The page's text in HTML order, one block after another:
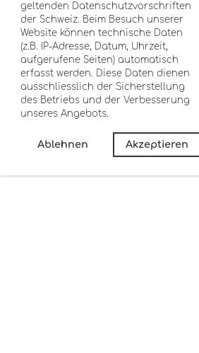
geltenden Datenschutzvorschriften
der Schweiz. Beim Besuch unserer
Website können technische Daten
(z.B. IP-Adresse, Datum, Uhrzeit,
aufgerufene Seiten) automatisch
erfasst werden. Diese Daten dienen
ausschliesslich der Sicherstellung
des Betriebs und der Verbesserung
unseres Angebots.
Ablehnen Akzeptieren